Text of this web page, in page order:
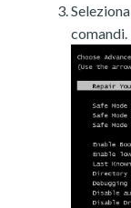
comandi.